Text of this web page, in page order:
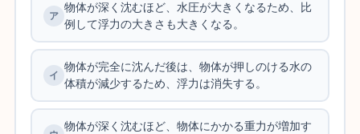
物体が深く沈むほど、水圧が大きくなるため、比
例して浮力の大きさも大きくなる。
物体が完全に沈んだ後は、物体が押しのける水の
体積が減少するため、浮力は消失する。
物体が深く沈むほど、物体にかかる重力が増加す